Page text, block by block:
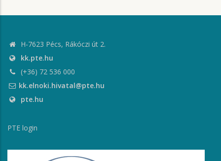
H-7623 Pécs, Rákóczi út 2.
kk.pte.hu
(+36) 72 536 000
kk.elnoki.hivatal@pte.hu
pte.hu
PTE login